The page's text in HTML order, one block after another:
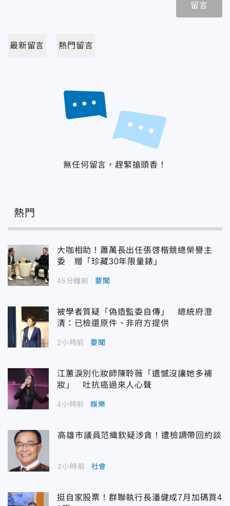
留言
最新留言 熱門留言
無任何留言，趕緊搶頭香！
熱門
大咖相助！蕭萬長出任張啓楷競總榮譽主
委 贈「珍藏30年限量錶」
45分鐘前 要聞
被學者質疑「偽造監委自傳」 總統府澄
清：已檢還原件、非府方提供
2小時前 要聞
江蕙淚別化妝師陳聆薇「遺憾沒讓她多補
妝」 吐抗癌過來人心聲
4小時前 娛樂
高雄市議員范織欽疑涉貪！遭檢調帶回約談
2小時前 社會
挺自家股票！群聯執行長潘健成7月加碼買4